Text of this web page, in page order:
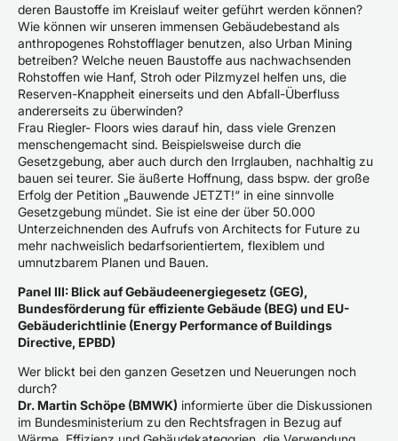
deren Baustoffe im Kreislauf weiter geführt werden können?
Wie können wir unseren immensen Gebäudebestand als
anthropogenes Rohstofflager benutzen, also Urban Mining
betreiben? Welche neuen Baustoffe aus nachwachsenden
Rohstoffen wie Hanf, Stroh oder Pilzmyzel helfen uns, die
Reserven-Knappheit einerseits und den Abfall-Überfluss
andererseits zu überwinden?
Frau Riegler- Floors wies darauf hin, dass viele Grenzen
menschengemacht sind. Beispielsweise durch die
Gesetzgebung, aber auch durch den Irrglauben, nachhaltig zu
bauen sei teurer. Sie äußerte Hoffnung, dass bspw. der große
Erfolg der Petition „Bauwende JETZT!“ in eine sinnvolle
Gesetzgebung mündet. Sie ist eine der über 50.000
Unterzeichnenden des Aufrufs von Architects for Future zu
mehr nachweislich bedarfsorientiertem, flexiblem und
umnutzbarem Planen und Bauen.
Panel III: Blick auf Gebäudeenergiegesetz (GEG),
Bundesförderung für effiziente Gebäude (BEG) und EU-
Gebäuderichtlinie (Energy Performance of Buildings
Directive, EPBD)
Wer blickt bei den ganzen Gesetzen und Neuerungen noch
durch?
Dr. Martin Schöpe (BMWK) informierte über die Diskussionen
im Bundesministerium zu den Rechtsfragen in Bezug auf